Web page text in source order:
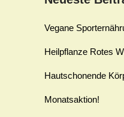
Vegane
Heilpflanze Rotes
Hautschonende
Monatsaktion!